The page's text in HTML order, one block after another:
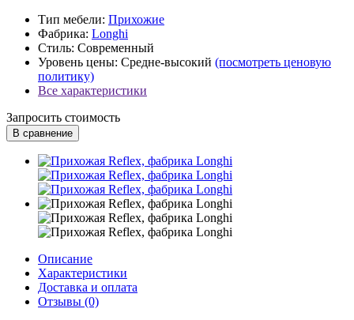
Тип мебели: Прихожие
Фабрика: Longhi
Стиль: Современный
Уровень цены: Средне-высокий (посмотреть ценовую
политику)
Все характеристики
Запросить стоимость
В сравнение
Описание
Характеристики
Доставка и оплата
Отзывы (0)